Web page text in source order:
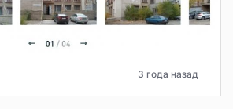
3 года назад